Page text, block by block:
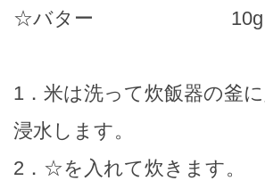
☆バター 10g
1．米は洗って炊飯器の釜
浸水します。
2．☆を入れて炊きます。